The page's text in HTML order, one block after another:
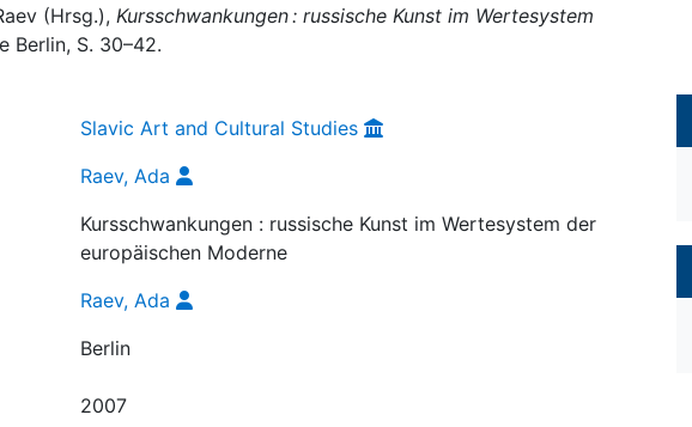
(Hrsg.), Kursschwankungen : russische Kunst im Wertesystem
Berlin, S. 30–42.
Slavic Art and Cultural Studies
Raev, Ada
Kursschwankungen : russische Kunst im Wertesystem der
europäischen Moderne
Raev, Ada
Berlin
2007